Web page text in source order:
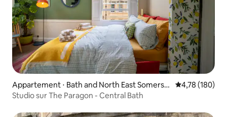
Appartement ⋅ Bath and North East Somerse
t
Évaluation
4,78 (180)
Studio sur The Paragon - Central Bath